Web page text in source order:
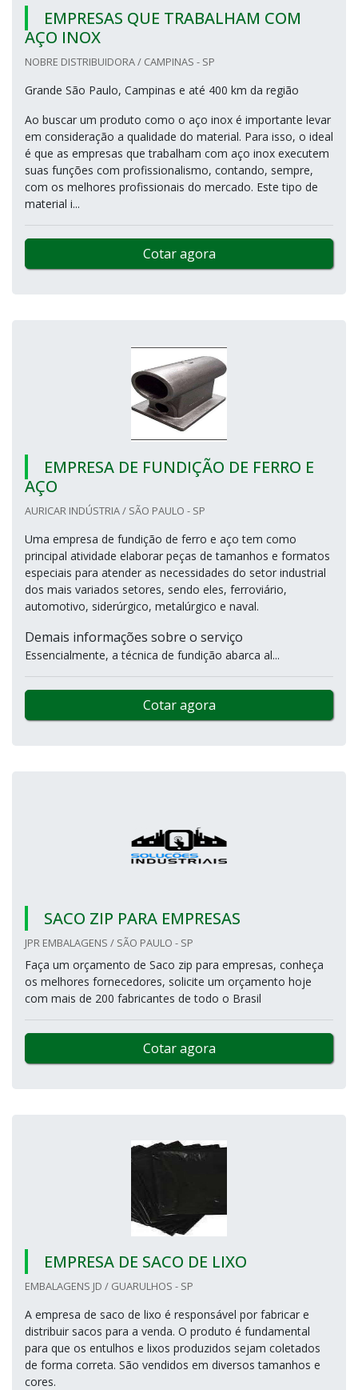
EMPRESAS QUE TRABALHAM COM
AÇO INOX
NOBRE DISTRIBUIDORA / CAMPINAS - SP
Grande São Paulo, Campinas e até 400 km da região
Ao buscar um produto como o aço inox é importante levar
em consideração a qualidade do material. Para isso, o ideal
é que as empresas que trabalham com aço inox executem
suas funções com profissionalismo, contando, sempre,
com os melhores profissionais do mercado. Este tipo de
material i...
Cotar agora
EMPRESA DE FUNDIÇÃO DE FERRO E
AÇO
AURICAR INDÚSTRIA / SÃO PAULO - SP
Uma empresa de fundição de ferro e aço tem como
principal atividade elaborar peças de tamanhos e formatos
especiais para atender as necessidades do setor industrial
dos mais variados setores, sendo eles, ferroviário,
automotivo, siderúrgico, metalúrgico e naval.
Demais informações sobre o serviço
Essencialmente, a técnica de fundição abarca al...
Cotar agora
SACO ZIP PARA EMPRESAS
JPR EMBALAGENS / SÃO PAULO - SP
Faça um orçamento de Saco zip para empresas, conheça
os melhores fornecedores, solicite um orçamento hoje
com mais de 200 fabricantes de todo o Brasil
Cotar agora
EMPRESA DE SACO DE LIXO
EMBALAGENS JD / GUARULHOS - SP
A empresa de saco de lixo é responsável por fabricar e
distribuir sacos para a venda. O produto é fundamental
para que os entulhos e lixos produzidos sejam coletados
de forma correta. São vendidos em diversos tamanhos e
cores.